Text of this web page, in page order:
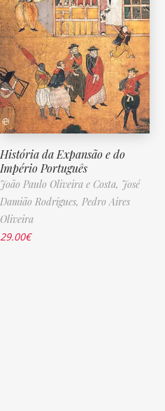
História da Expansão e do
Império Português
João Paulo Oliveira e Costa, José
Damião Rodrigues, Pedro Aires
Oliveira
29.00€